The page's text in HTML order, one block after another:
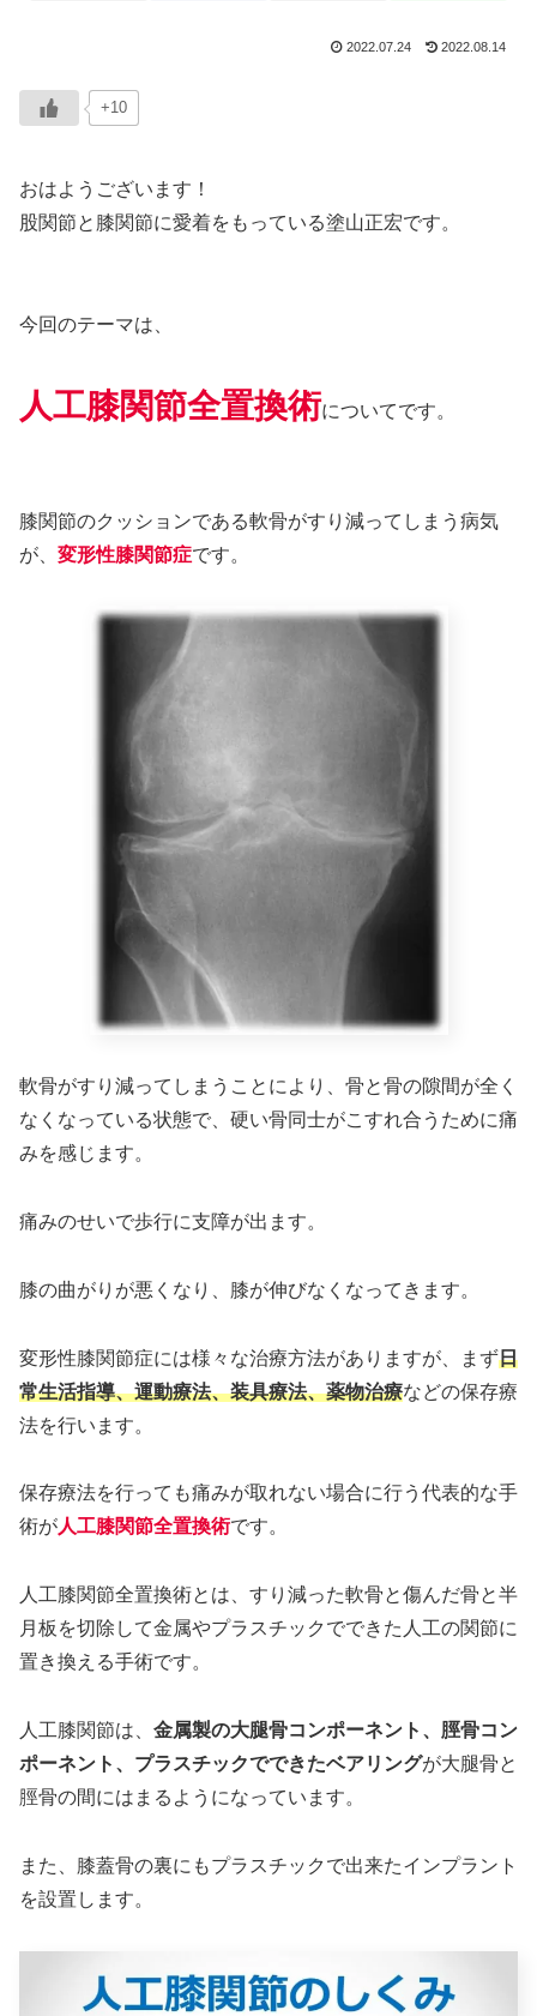
2022.07.24 2022.08.14
+10
おはようございます！
股関節と膝関節に愛着をもっている塗山正宏です。
今回のテーマは、
人工膝関節全置換術についてです。
膝関節のクッションである軟骨がすり減ってしまう病気
が、 変形性膝関節症です。
軟骨がすり減ってしまうことにより、骨と骨の隙間が全く
なくなっている状態で、硬い骨同士がこすれ合うために痛
みを感じます。
痛みのせいで歩行に支障が出ます。
膝の曲がりが悪くなり、膝が伸びなくなってきます。
変形性膝関節症には様々な治療方法がありますが、まず日
常生活指導、運動療法、装具療法、薬物治療などの保存療
法を行います。
保存療法を行っても痛みが取れない場合に行う代表的な手
術が人工膝関節全置換術です。
人工膝関節全置換術とは、すり減った軟骨と傷んだ骨と半
月板を切除して金属やプラスチックでできた人工の関節に
置き換える手術です。
人工膝関節は、 金属製の大腿骨コンポーネント、脛骨コン
ポーネント、プラスチックでできたベアリングが大腿骨と
脛骨の間にはまるようになっています。
また、膝蓋骨の裏にもプラスチックで出来たインプラント
を設置します。